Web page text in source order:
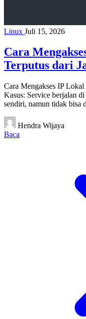
Linux Juli 15, 2026
Cara
Terputus dari
Cara Mengakses IP
Kasus: Service berjalan
sendiri, namun tidak bisa
Hendra Wijaya
Baca